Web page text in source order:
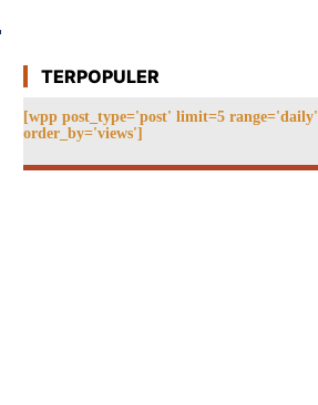
TERPOPULER
[wpp post_type='post' limit=5 range='daily'
order_by='views']